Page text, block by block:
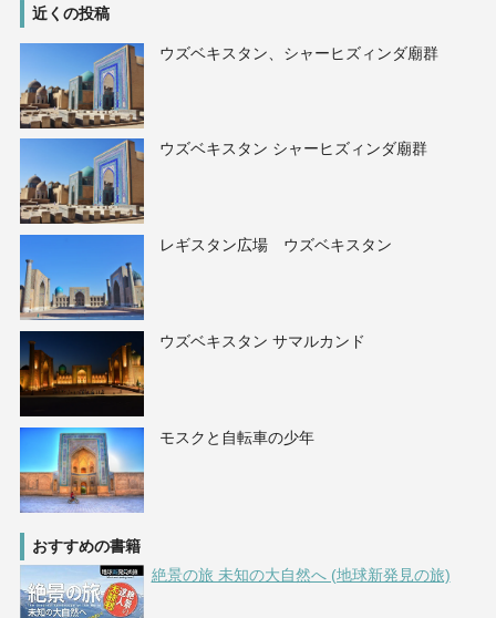
近くの投稿
ウズベキスタン、シャーヒズィンダ廟群
ウズベキスタン シャーヒズィンダ廟群
レギスタン広場 ウズベキスタン
ウズベキスタン サマルカンド
モスクと自転車の少年
おすすめの書籍
絶景の旅 未知の大自然へ (地球新発見の旅)